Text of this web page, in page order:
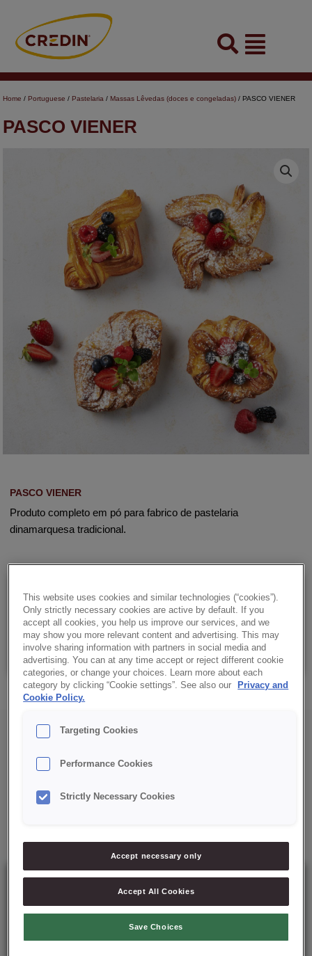
content
Flyout
Menu
Home / Portuguese / Pastelaria / Massas Lêvedas (doces e congeladas) / PASCO VIENER
PASCO VIENER
PASCO VIENER
Produto completo em pó para fabrico de pastelaria
dinamarquesa tradicional.
Details
Saco: 15 kg
This website uses cookies and similar technologies (“cookies”).
Only strictly necessary cookies are active by default. If you
accept all cookies, you help us improve our services, and we
may show you more relevant content and advertising. This may
involve sharing information with partners in social media and
advertising. You can at any time accept or reject different cookie
categories, or change your choices. Learn more about each
category by clicking “Cookie settings”. See also our
Privacy and
Cookie Policy.
Targeting Cookies
Performance Cookies
Strictly Necessary Cookies
Accept necessary only
Accept All Cookies
Save Choices